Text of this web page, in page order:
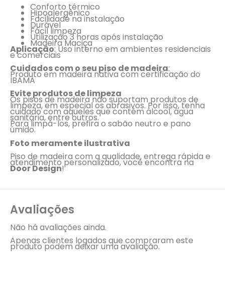
Conforto térmico
Hipoalergênico
Facilidade na instalação
Durável
Fácil limpeza
Utilização 3 horas após instalação
Madeira Maciça
Aplicação: Uso interno em ambientes residenciais
e comerciais
Cuidados com o seu piso de madeira:
Produto em madeira nativa com certificação do
IBAMA
Evite produtos de limpeza
Os pisos de madeira não suportam produtos de
limpeza, em especial os abrasivos. Por isso, tenha
cuidado com aqueles que contém álcool, água
sanitária, entre outros.
Para limpá-los, prefira o sabão neutro e pano
úmido.
Foto meramente ilustrativa
Piso de madeira com a qualidade, entrega rápida e
atendimento personalizado, você encontra na
Door Design!
Avaliações
Não há avaliações ainda.
Apenas clientes logados que compraram este
produto podem deixar uma avaliação.